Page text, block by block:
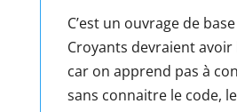
C’est un ouvrage de
Croyants devraient
car on apprend pas à
sans connaitre le code,